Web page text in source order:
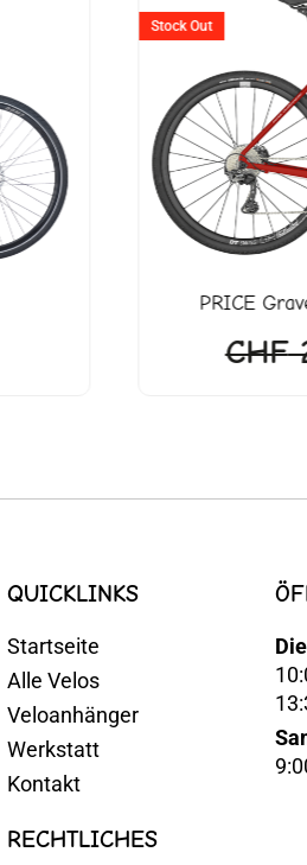
Stock Out
PRICE
CHF
QUICKLINKS
Startseite
Alle Velos
Veloanhänger
Werkstatt
Kontakt
RECHTLICHES